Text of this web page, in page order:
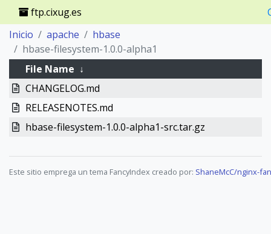
ftp.cixug.es
Inicio
apache
hbase
hbase-filesystem-1.0.0-alpha1
File Name ↓
CHANGELOG.md
RELEASENOTES.md
hbase-filesystem-1.0.0-alpha1-src.tar.gz
Este sitio emprega un tema FancyIndex creado por: ShaneMcC/nginx-